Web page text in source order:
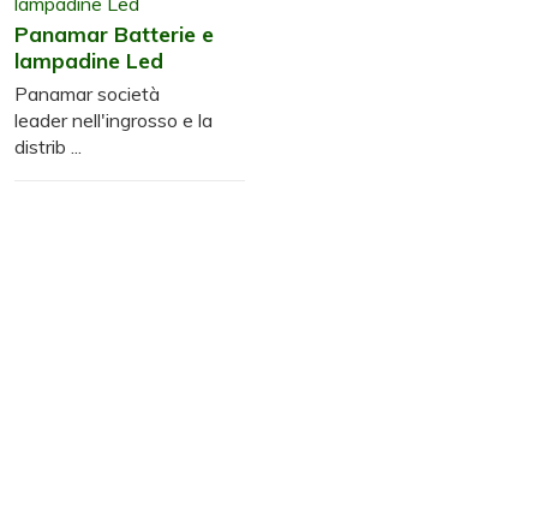
Panamar Batterie e
lampadine Led
Panamar società
leader nell'ingrosso e la
distrib ...